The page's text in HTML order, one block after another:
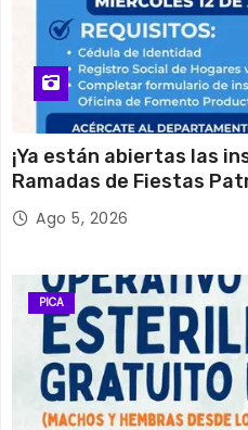
¡Ya están abiertas las
Ramadas de Fiestas
Ago 5, 2026
PICA